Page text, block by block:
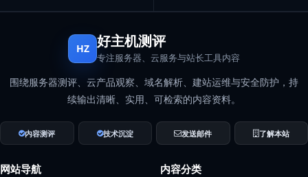
HZ 好主机测评
专注服务器、云服务与站长工具内容
围绕服务器测评、云产品观察、域名解析、建站运维与安全防护，持
续输出清晰、实用、可检索的内容资料。
内容测评 技术沉淀 发送邮件 了解本站
网站导航 内容分类